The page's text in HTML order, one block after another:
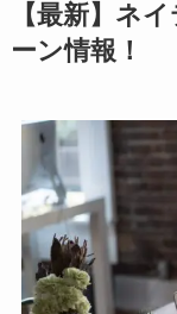
【最新】ネ
ーン情報！